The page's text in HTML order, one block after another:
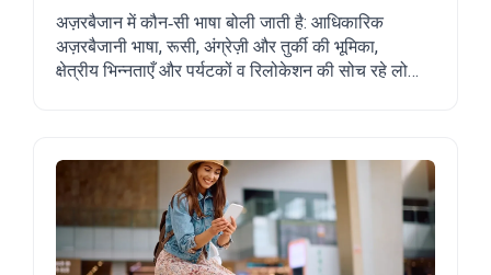
के लिए पूरा गाइड
अज़रबैजान में कौन‑सी भाषा बोली जाती है: आधिकारिक
अज़रबैजानी भाषा, रूसी, अंग्रेज़ी और तुर्की की भूमिका,
क्षेत्रीय भिन्नताएँ और पर्यटकों व रिलोकेशन की सोच रहे लोगों